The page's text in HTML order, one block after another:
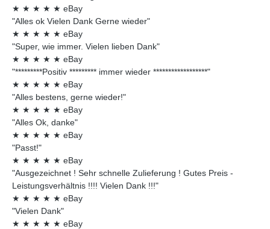
★ ★ ★ ★ ★ eBay
"Alles ok Vielen Dank Gerne wieder"
★ ★ ★ ★ ★ eBay
"Super, wie immer. Vielen lieben Dank"
★ ★ ★ ★ ★ eBay
"*********Positiv ********* immer wieder ******************"
★ ★ ★ ★ ★ eBay
"Alles bestens, gerne wieder!"
★ ★ ★ ★ ★ eBay
"Alles Ok, danke"
★ ★ ★ ★ ★ eBay
"Passt!"
★ ★ ★ ★ ★ eBay
"Ausgezeichnet ! Sehr schnelle Zulieferung ! Gutes Preis -
Leistungsverhältnis !!!! Vielen Dank !!!"
★ ★ ★ ★ ★ eBay
"Vielen Dank"
★ ★ ★ ★ ★ eBay